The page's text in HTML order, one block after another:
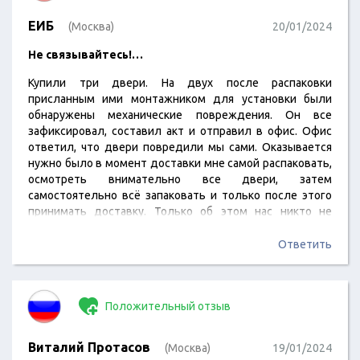
ЕИБ (Москва) 20/01/2024
Не связывайтесь!…
Купили три двери. На двух после распаковки
присланным ими монтажником для установки были
обнаружены механические повреждения. Он все
зафиксировал, составил акт и отправил в офис. Офис
ответил, что двери повредили мы сами. Оказывается
нужно было в момент доставки мне самой распаковать,
осмотреть внимательно все двери, затем
самостоятельно всё запаковать и только после этого
принимать доставку. Только об этом нас никто не
молодцы, а не я, женщина, которой 60 лет. Теперь
Ответить
Положительный отзыв
Виталий Протасов (Москва) 19/01/2024